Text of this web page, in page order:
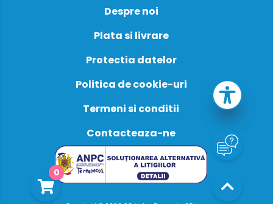
0
Despre noi
Plata si livrare
Protectia datelor
Politica de cookie-uri
Termeni si conditii
Contacteaza-ne